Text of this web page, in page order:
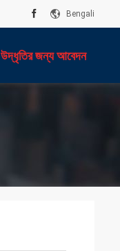
Bengali
উদ্ধৃতির জন্য আবেদন